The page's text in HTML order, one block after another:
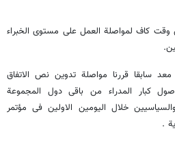
وقت کاف لمواصلة العمل علی مستوی الخبراء
سابقا قررنا مواصلة تدوین نص الاتفاق
کبار المدراء من باقی دول المجموعة
خلال الیومین الاولین فی مؤتمر
.